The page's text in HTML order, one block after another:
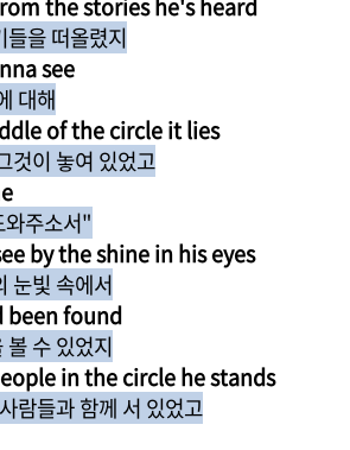
the stories he's heard
을 떠올렸지
see
대해
of the circle it lies
것이 놓여 있었고
주소서"
by the shine in his eyes
눈빛 속에서
been found
수 있었지
in the circle he stands
람들과 함께 서 있었고